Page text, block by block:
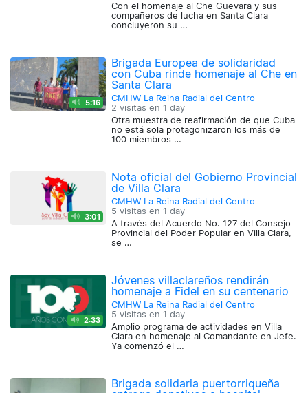
Con el homenaje al Che Guevara y sus
compañeros de lucha en Santa Clara
concluyeron su …
5:16
Brigada Europea de solidaridad
con Cuba rinde homenaje al Che en
Santa Clara
CMHW La Reina Radial del Centro
2 visitas en 1 day
Otra muestra de reafirmación de que Cuba
no está sola protagonizaron los más de
100 miembros …
3:01
Nota oficial del Gobierno Provincial
de Villa Clara
CMHW La Reina Radial del Centro
5 visitas en 1 day
A través del Acuerdo No. 127 del Consejo
Provincial del Poder Popular en Villa Clara,
se …
2:33
Jóvenes villaclareños rendirán
homenaje a Fidel en su centenario
CMHW La Reina Radial del Centro
5 visitas en 1 day
Amplio programa de actividades en Villa
Clara en homenaje al Comandante en Jefe.
Ya comenzó el …
Brigada solidaria puertorriqueña